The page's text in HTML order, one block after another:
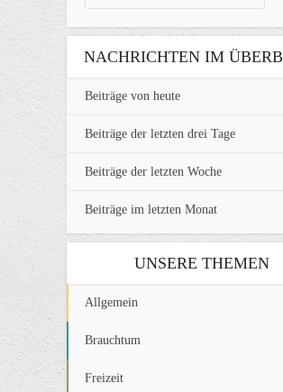
NACHRICHTEN IM
Beiträge von heute
Beiträge der letzten drei Tage
Beiträge der letzten Woche
Beiträge im letzten Monat
UNSERE THEMEN
Allgemein
Brauchtum
Freizeit